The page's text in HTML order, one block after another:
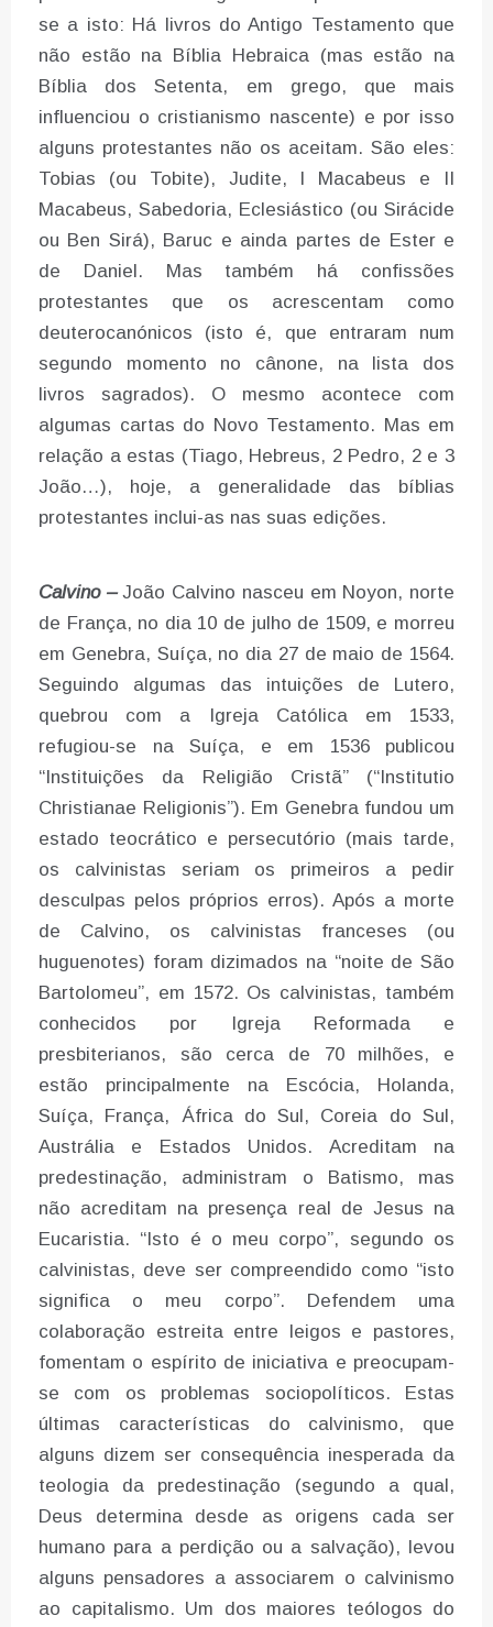
se a isto: Há livros do Antigo Testamento que
não estão na Bíblia Hebraica (mas estão na
Bíblia dos Setenta, em grego, que mais
influenciou o cristianismo nascente) e por isso
alguns protestantes não os aceitam. São eles:
Tobias (ou Tobite), Judite, I Macabeus e II
Macabeus, Sabedoria, Eclesiástico (ou Sirácide
ou Ben Sirá), Baruc e ainda partes de Ester e
de Daniel. Mas também há confissões
protestantes que os acrescentam como
deuterocanónicos (isto é, que entraram num
segundo momento no cânone, na lista dos
livros sagrados). O mesmo acontece com
algumas cartas do Novo Testamento. Mas em
relação a estas (Tiago, Hebreus, 2 Pedro, 2 e 3
João…), hoje, a generalidade das bíblias
protestantes inclui-as nas suas edições.
Calvino – João Calvino nasceu em Noyon, norte
de França, no dia 10 de julho de 1509, e morreu
em Genebra, Suíça, no dia 27 de maio de 1564.
Seguindo algumas das intuições de Lutero,
quebrou com a Igreja Católica em 1533,
refugiou-se na Suíça, e em 1536 publicou
“Instituições da Religião Cristã” (“Institutio
Christianae Religionis”). Em Genebra fundou um
estado teocrático e persecutório (mais tarde,
os calvinistas seriam os primeiros a pedir
desculpas pelos próprios erros). Após a morte
de Calvino, os calvinistas franceses (ou
huguenotes) foram dizimados na “noite de São
Bartolomeu”, em 1572. Os calvinistas, também
conhecidos por Igreja Reformada e
presbiterianos, são cerca de 70 milhões, e
estão principalmente na Escócia, Holanda,
Suíça, França, África do Sul, Coreia do Sul,
Austrália e Estados Unidos. Acreditam na
predestinação, administram o Batismo, mas
não acreditam na presença real de Jesus na
Eucaristia. “Isto é o meu corpo”, segundo os
calvinistas, deve ser compreendido como “isto
significa o meu corpo”. Defendem uma
colaboração estreita entre leigos e pastores,
fomentam o espírito de iniciativa e preocupam-
se com os problemas sociopolíticos. Estas
últimas características do calvinismo, que
alguns dizem ser consequência inesperada da
teologia da predestinação (segundo a qual,
Deus determina desde as origens cada ser
humano para a perdição ou a salvação), levou
alguns pensadores a associarem o calvinismo
ao capitalismo. Um dos maiores teólogos do